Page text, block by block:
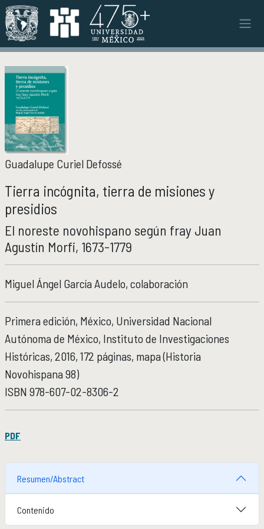
Pasar al contenido principal
INSTITUTO
INSTITUTO
Objetivos y funciones
Misión y visión
Ejes estratégicos
Directorio y planta académica
Documentos institucionales
Órganos colegiados
Normatividad y gestiones
INVESTIGACIÓN
INVESTIGACIÓN
Áreas de investigación e investigadores
Proyectos de investigación
Seminarios
Investigación posdoctoral
ACTIVIDADES ACADÉMICAS
ACTIVIDADES ACADÉMICAS
Actividades académicas por año
FORMACIÓN
FORMACIÓN
Posgrado
Olimpiadas
EDUCACIÓN CONTINUA
EDUCACIÓN CONTINUA
Cursos y diplomados vigentes
Próximamente
Cursos y diplomados concluidos
Guadalupe Curiel Defossé
Tierra incógnita, tierra de misiones y
presidios
El noreste novohispano según fray Juan
Agustín Morfi, 1673-1779
Miguel Ángel García Audelo, colaboración
Primera edición, México, Universidad Nacional
Autónoma de México, Instituto de Investigaciones
Históricas, 2016, 172 páginas, mapa (Historia
Novohispana 98)
ISBN 978-607-02-8306-2
PDF
Resumen/Abstract
Contenido